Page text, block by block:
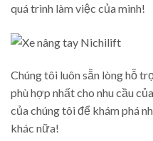
quá trình làm việc của mình!
Chúng tôi luôn sẵn lòng hỗ
phù hợp nhất cho nhu cầu
của chúng tôi để khám phá
khác nữa!